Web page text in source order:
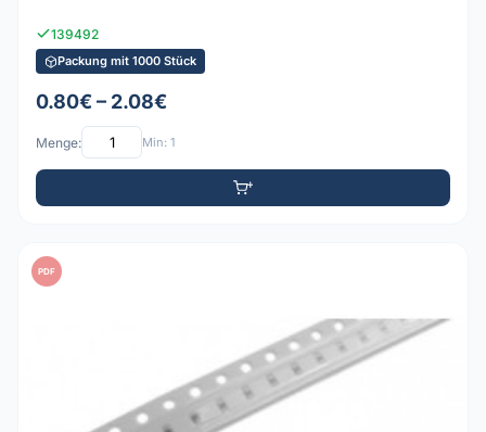
139492
Packung mit 1000 Stück
0.80€ – 2.08€
Menge: Min: 1
PDF